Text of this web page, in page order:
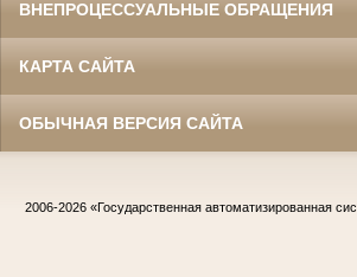
ВНЕПРОЦЕССУАЛЬНЫЕ ОБРАЩЕНИЯ
КАРТА САЙТА
ОБЫЧНАЯ ВЕРСИЯ САЙТА
2006-2026 «Государственная автоматизированная